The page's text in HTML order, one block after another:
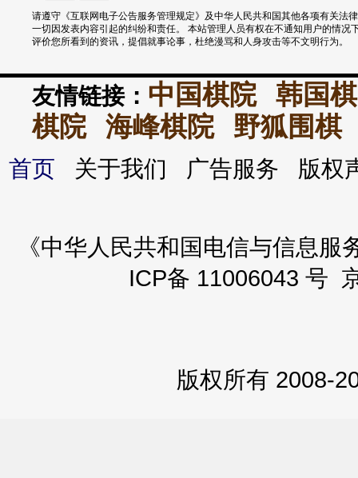
请遵守《互联网电子公告服务管理规定》及中华人民共和国其他各项有关法
一切因发表内容引起的纠纷和责任。 本站管理人员有权在不通知用户的情况
评价您所看到的资讯，提倡就事论事，杜绝漫骂和人身攻击等不文明行为。
友情链接： 中国棋院
韩国
棋院
海峰棋院 野狐围棋
首页 关于我们 广告服务 版
《中华人民共和国电信与信息
ICP备 11006043 号
版权所有 2008-